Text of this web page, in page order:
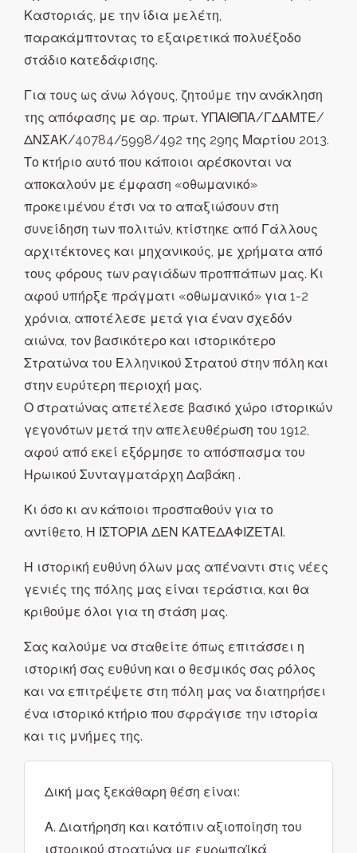
Καστοριάς, με την ίδια μελέτη,
παρακάμπτοντας το εξαιρετικά πολυέξοδο
στάδιο κατεδάφισης.
Για τους ως άνω λόγους, ζητούμε την ανάκληση
της απόφασης με αρ. πρωτ. ΥΠΑΙΘΠΑ/ΓΔΑΜΤΕ/
ΔΝΣΑΚ/40784/5998/492 της 29ης Μαρτίου 2013.
Το κτήριο αυτό που κάποιοι αρέσκονται να
αποκαλούν με έμφαση «οθωμανικό»
προκειμένου έτσι να το απαξιώσουν στη
συνείδηση των πολιτών, κτίστηκε από Γάλλους
αρχιτέκτονες και μηχανικούς, με χρήματα από
τους φόρους των ραγιάδων προππάπων μας. Κι
αφού υπήρξε πράγματι «οθωμανικό» για 1-2
χρόνια, αποτέλεσε μετά για έναν σχεδόν
αιώνα, τον βασικότερο και ιστορικότερο
Στρατώνα του Ελληνικού Στρατού στην πόλη και
στην ευρύτερη περιοχή μας.
Ο στρατώνας απετέλεσε βασικό χώρο ιστορικών
γεγονότων μετά την απελευθέρωση του 1912,
αφού από εκεί εξόρμησε το απόσπασμα του
Ηρωικού Συνταγματάρχη Δαβάκη .
Κι όσο κι αν κάποιοι προσπαθούν για το
αντίθετο, Η ΙΣΤΟΡΙΑ ΔΕΝ ΚΑΤΕΔΑΦΙΖΕΤΑΙ.
Η ιστορική ευθύνη όλων μας απέναντι στις νέες
γενιές της πόλης μας είναι τεράστια, και θα
κριθούμε όλοι για τη στάση μας.
Σας καλούμε να σταθείτε όπως επιτάσσει η
ιστορική σας ευθύνη και ο θεσμικός σας ρόλος
και να επιτρέψετε στη πόλη μας να διατηρήσει
ένα ιστορικό κτήριο που σφράγισε την ιστορία
και τις μνήμες της.
Δική μας ξεκάθαρη θέση είναι:
Α. Διατήρηση και κατόπιν αξιοποίηση του
ιστορικού στρατώνα με ευρωπαϊκά